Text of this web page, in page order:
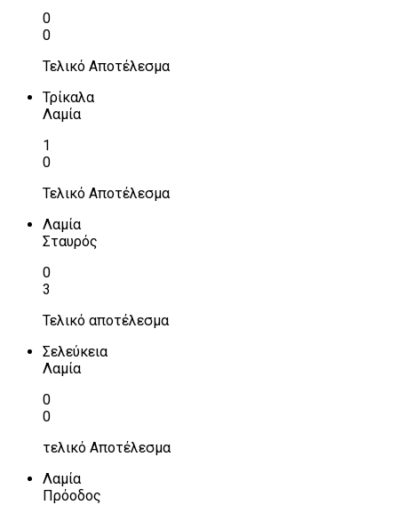
0
0
Τελικό Αποτέλεσμα
Τρίκαλα
Λαμία
1
0
Τελικό Αποτέλεσμα
Λαμία
Σταυρός
0
3
Τελικό αποτέλεσμα
Σελεύκεια
Λαμία
0
0
τελικό Αποτέλεσμα
Λαμία
Πρόοδος